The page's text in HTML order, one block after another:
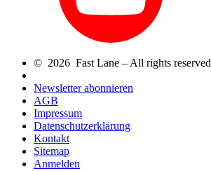
© 2026 Fast Lane – All rights reserved
Newsletter abonnieren
AGB
Impressum
Datenschutzerklärung
Kontakt
Sitemap
Anmelden